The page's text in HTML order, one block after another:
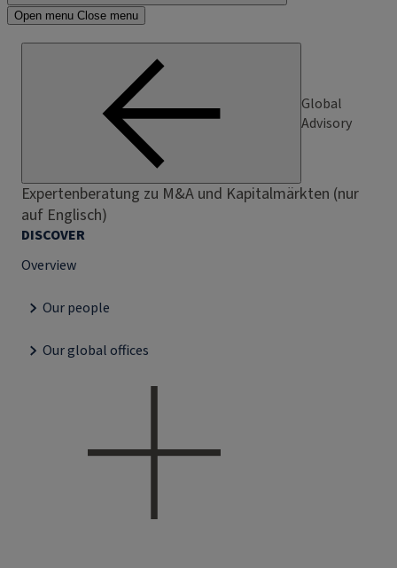
Open menu Close menu
Global
Advisory
Expertenberatung zu M&A und Kapitalmärkten (nur
auf Englisch)
DISCOVER
Overview
Our people
Our global offices